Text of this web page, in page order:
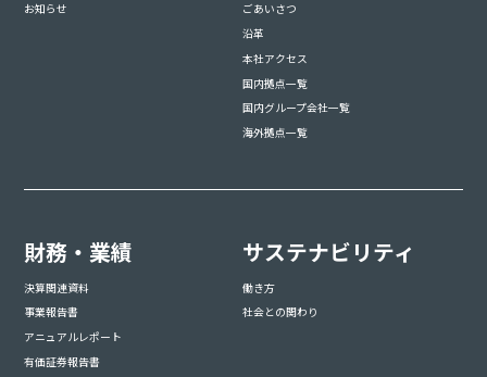
お知らせ
ごあいさつ
沿革
本社アクセス
国内拠点一覧
国内グループ会社一覧
海外拠点一覧
財務・業績
決算関連資料
事業報告書
アニュアルレポート
有価証券報告書
サステナビリティ
働き方
社会との関わり